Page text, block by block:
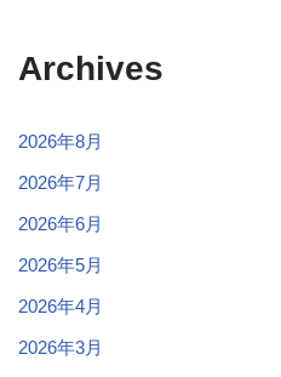
Archives
2026年8月
2026年7月
2026年6月
2026年5月
2026年4月
2026年3月